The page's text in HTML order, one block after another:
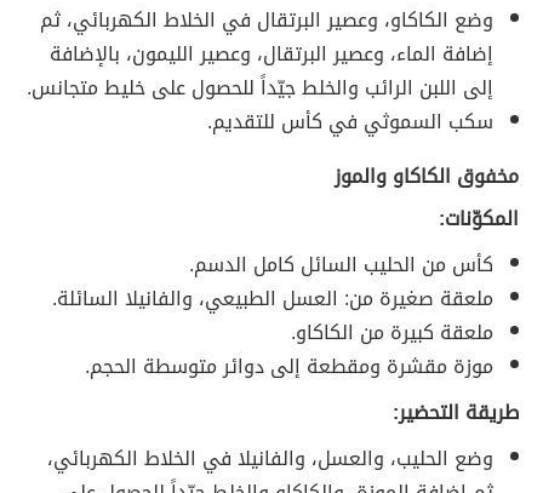
وضع الكاكاو، وعصير البرتقال في الخلاط الكهربائي، ثم
إضافة الماء، وعصير البرتقال، وعصير الليمون، بالإضافة
إلى اللبن الرائب والخلط جيّداً للحصول على خليط متجانس.
سكب السموثي في كأس للتقديم.
مخفوق الكاكاو والموز
المكوّنات:
كأس من الحليب السائل كامل الدسم.
ملعقة صغيرة من: العسل الطبيعي، والفانيلا السائلة.
ملعقة كبيرة من الكاكاو.
موزة مقشرة ومقطعة إلى دوائر متوسطة الحجم.
طريقة التحضير:
وضع الحليب، والعسل، والفانيلا في الخلاط الكهربائي،